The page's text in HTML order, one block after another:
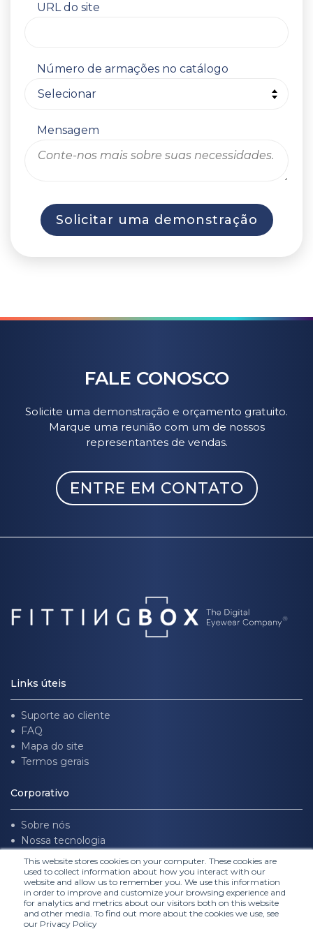
This website stores cookies on your computer. These cookies are
used to collect information about how you interact with our
website and allow us to remember you. We use this information
in order to improve and customize your browsing experience and
for analytics and metrics about our visitors both on this website
and other media. To find out more about the cookies we use, see
our Privacy Policy
URL do site
Número de armações no catálogo
Mensagem
FALE CONOSCO
Solicite uma demonstração e orçamento gratuito.
Marque uma reunião com um de nossos
representantes de vendas.
ENTRE EM CONTATO
Links úteis
Suporte ao cliente
FAQ
Mapa do site
Termos gerais
Corporativo
Sobre nós
Nossa tecnologia
Trabalhe conosco
Siga-nos